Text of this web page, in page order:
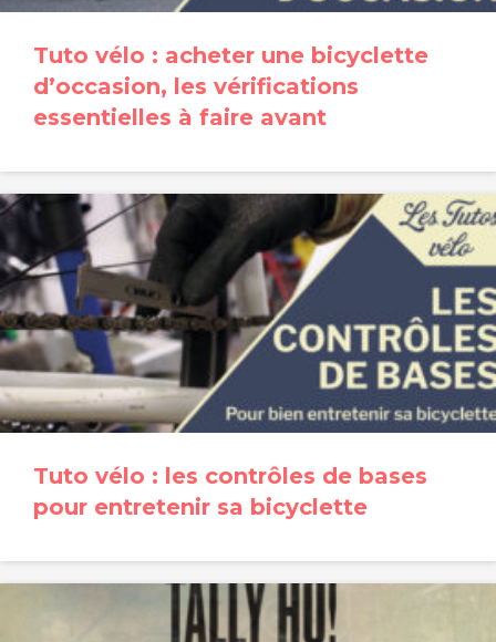
Tuto vélo : acheter une bicyclette
d’occasion, les vérifications
essentielles à faire avant
Tuto vélo : les contrôles de bases
pour entretenir sa bicyclette